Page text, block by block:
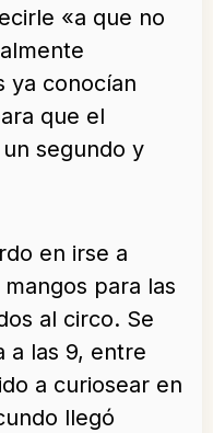
«a que no
ya conocían
que el
segundo y
en irse a
para las
al circo. Se
a las 9, entre
a curiosear en
llegó